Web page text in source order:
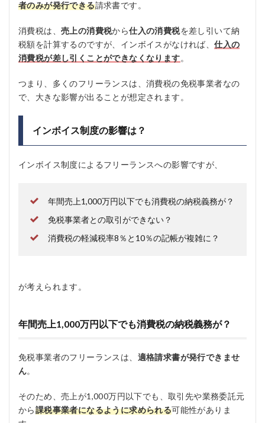
者のみが発行できる請求書です。
消費税は、 売上の消費税から仕入の消費税を差し引いて納
税額を計算するのですが、インボイスがなければ、仕入の
消費税が差し引くことができなくなります。
つまり、多くのフリーランスは、消費税の免税事業者なの
で、大きな影響が出ることが想定されます。
インボイス制度の影響は？
インボイス制度によるフリーランスへの影響ですが、
年間売上1,000万円以下でも消費税の納税義務が？
免税事業者との取引ができない？
消費税の軽減税率8％と10％の記帳が複雑に？
が考えられます。
年間売上1,000万円以下でも消費税の納税義務が？
免税事業者のフリーランスは、 適格請求書が発行できませ
ん。
そのため、売上が1,000万円以下でも、取引先や業務委託元
から課税事業者になるように求められる可能性がありま